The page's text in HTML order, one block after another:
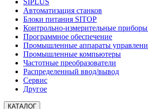
SIPLUS
Автоматизация станков
Блоки питания SITOP
Контрольно-измерительные
Программное обеспечение
Промышленные аппараты
Промышленные компьютеры
Частотные преобразователи
Распределенный ввод/вывод
Сервис
Другое
КАТАЛОГ